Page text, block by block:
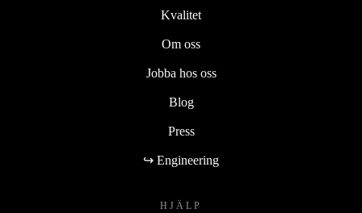
Kvalitet
Om oss
Jobba hos oss
Blog
Press
↪ Engineering
HJÄLP